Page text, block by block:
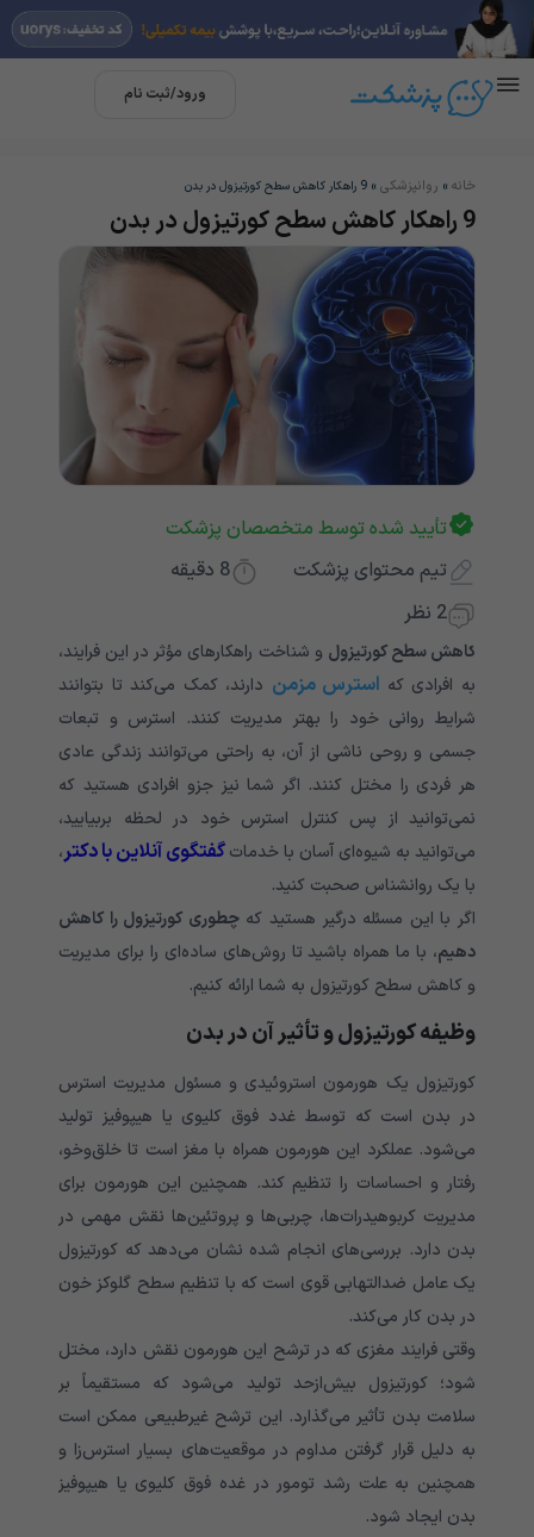
ورود/ثبت نام
خانه » روانپزشکی » 9 راهکار کاهش سطح کورتیزول در بدن
9 راهکار کاهش سطح کورتیزول در بدن
تأیید شده توسط متخصصان پزشکت
تیم محتوای پزشکت
8 دقیقه
2 نظر
کاهش سطح کورتیزول و شناخت راهکارهای مؤثر در این فرایند،
به افرادی که استرس مزمن دارند، کمک می‌کند تا بتوانند
شرایط روانی خود را بهتر مدیریت کنند. استرس و تبعات
جسمی و روحی ناشی از آن، به راحتی می‌توانند زندگی عادی
هر فردی را مختل کنند. اگر شما نیز جزو افرادی هستید که
نمی‌توانید از پس کنترل استرس خود در لحظه بربیایید،
می‌توانید به شیوه‌ای آسان با خدماتگفتگوی آنلاین با دکتر،
با یک روانشناس صحبت کنید.
اگر با این مسئله درگیر هستید کهچطوری کورتیزول را کاهش
دهیم، با ما همراه باشید تا روش‌های ساده‌ای را برای مدیریت
و کاهش سطح کورتیزول به شما ارائه کنیم.
وظیفه کورتیزول و تأثیر آن در بدن
کورتیزول یک هورمون استروئیدی و مسئول مدیریت استرس
در بدن است که توسط غدد فوق کلیوی یا هیپوفیز تولید
می‌شود. عملکرد این هورمون همراه با مغز است تا خلق‌وخو،
رفتار و احساسات را تنظیم کند. همچنین این هورمون برای
مدیریت کربوهیدرات‌ها، چربی‌ها و پروتئین‌ها نقش مهمی در
بدن دارد. بررسی‌های انجام شده نشان می‌دهد که کورتیزول
یک عامل ضدالتهابی قوی است که با تنظیم سطح گلوکز خون
در بدن کار می‌کند.
وقتی فرایند مغزی که در ترشح این هورمون نقش دارد، مختل
شود؛ کورتیزول بیش‌ازحد تولید می‌شود که مستقیماً بر
سلامت بدن تأثیر می‌گذارد. این ترشح غیرطبیعی ممکن است
به دلیل قرار گرفتن مداوم در موقعیت‌های بسیار استرس‌زا و
همچنین به علت رشد تومور در غده فوق کلیوی یا هیپوفیز
بدن ایجاد شود.